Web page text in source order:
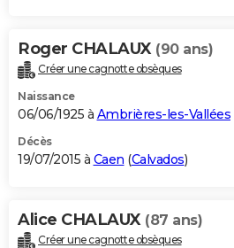
Roger CHALAUX (90 ans)
Créer une cagnotte obsèques
Naissance
06/06/1925 à Ambrières-les-Vallées
Décès
19/07/2015 à Caen (Calvados)
Alice CHALAUX (87 ans)
Créer une cagnotte obsèques